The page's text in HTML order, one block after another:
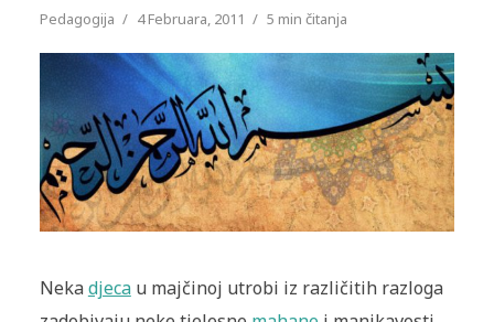
Pedagogija 4 Februara, 2011 5 min čitanja
Nekadjecau majčinoj utrobi iz različitih razloga